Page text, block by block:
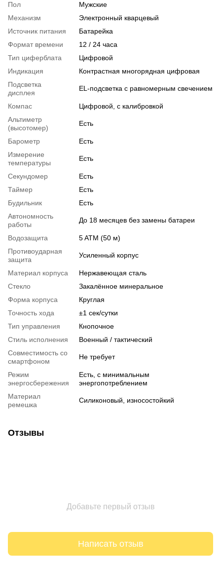
Пол
Мужские
Механизм
Электронный кварцевый
Источник питания
Батарейка
Формат времени
12 / 24 часа
Тип циферблата
Цифровой
Индикация
Контрастная многорядная цифровая
Подсветка
дисплея
EL-подсветка с равномерным свечением
Компас
Цифровой, с калибровкой
Альтиметр
(высотомер)
Есть
Барометр
Есть
Измерение
температуры
Есть
Секундомер
Есть
Таймер
Есть
Будильник
Есть
Автономность
работы
До 18 месяцев без замены батареи
Водозащита
5 ATM (50 м)
Противоударная
защита
Усиленный корпус
Материал корпуса
Нержавеющая сталь
Стекло
Закалённое минеральное
Форма корпуса
Круглая
Точность хода
±1 сек/сутки
Тип управления
Кнопочное
Стиль исполнения
Военный / тактический
Совместимость со
смартфоном
Не требует
Режим
энергосбережения
Есть, с минимальным
энергопотреблением
Материал
ремешка
Силиконовый, износостойкий
Отзывы
Добавьте первый отзыв
Написать отзыв